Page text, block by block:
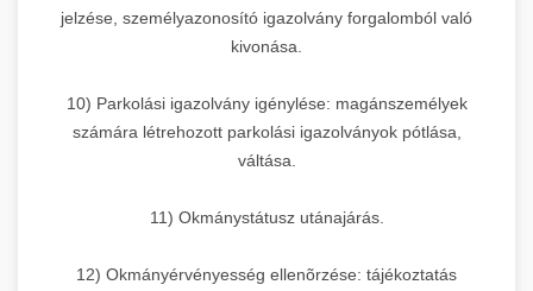
jelzése, személyazonosító igazolvány forgalomból való
kivonása.
10) Parkolási igazolvány igénylése: magánszemélyek
számára létrehozott parkolási igazolványok pótlása,
váltása.
11) Okmánystátusz utánajárás.
12) Okmányérvényesség ellenõrzése: tájékoztatás